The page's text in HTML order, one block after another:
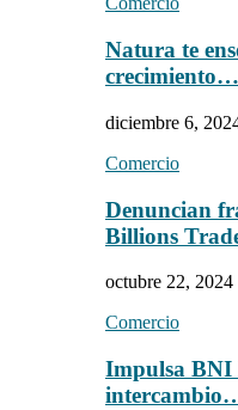
Natura te
crecimiento…
diciembre 6,
Comercio
Denuncian
Billions
octubre 22, 2024
Comercio
Impulsa BNI